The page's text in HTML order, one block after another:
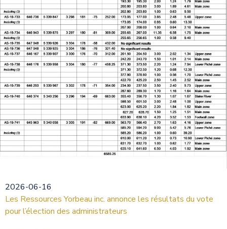
2026-06-16
Les Ressources Yorbeau inc. annonce les résultats du vote
pour l’élection des administrateurs